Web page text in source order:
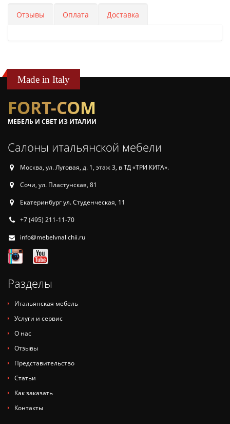
Отзывы Оплата Доставка
Made in Italy
FORT-COM
МЕБЕЛЬ И СВЕТ ИЗ ИТАЛИИ
Салоны итальянской мебели
Москва, ул. Луговая, д. 1, этаж 3, в ТД «ТРИ КИТА».
Сочи, ул. Пластунская, 81
Екатеринбург ул. Студенческая, 11
+7 (495) 211-11-70
info@mebelvnalichii.ru
Разделы
Итальянская мебель
Услуги и сервис
О нас
Отзывы
Представительство
Статьи
Как заказать
Контакты